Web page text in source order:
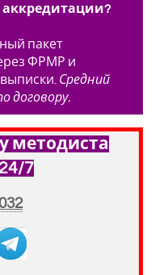
аккредитации?
пакет
ФРМР и
Средний
договору.
методиста
7